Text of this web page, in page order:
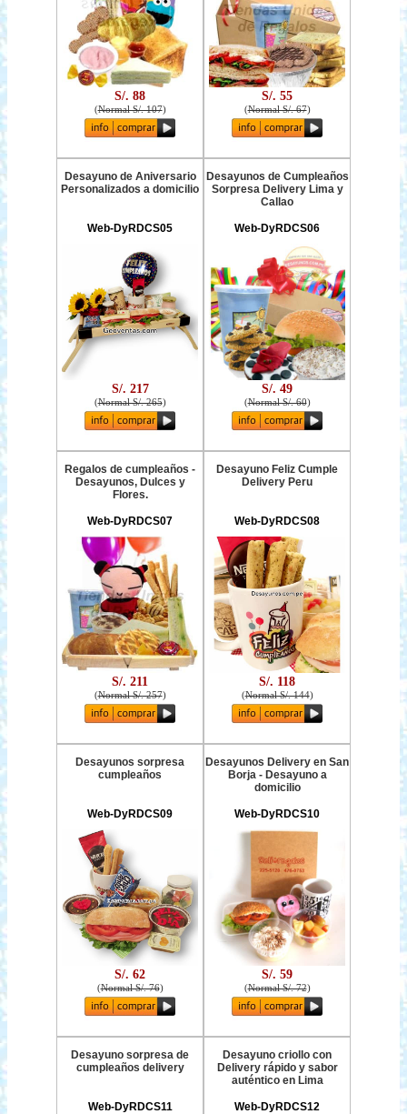
S/. 88
(Normal S/. 107)
S/. 55
(Normal S/. 67)
Desayuno de Aniversario
Personalizados a domicilio
Web-DyRDCS05
S/. 217
(Normal S/. 265)
Desayunos de Cumpleaños
Sorpresa Delivery Lima y
Callao
Web-DyRDCS06
S/. 49
(Normal S/. 60)
Regalos de cumpleaños -
Desayunos, Dulces y
Flores.
Web-DyRDCS07
S/. 211
(Normal S/. 257)
Desayuno Feliz Cumple
Delivery Peru
Web-DyRDCS08
S/. 118
(Normal S/. 144)
Desayunos sorpresa
cumpleaños
Web-DyRDCS09
S/. 62
(Normal S/. 76)
Desayunos Delivery en San
Borja - Desayuno a
domicilio
Web-DyRDCS10
S/. 59
(Normal S/. 72)
Desayuno sorpresa de
cumpleaños delivery
Web-DyRDCS11
Desayuno criollo con
Delivery rápido y sabor
auténtico en Lima
Web-DyRDCS12